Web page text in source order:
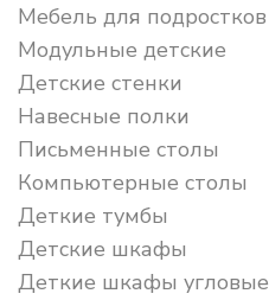
Мебель для подростков
Модульные детские
Детские стенки
Навесные полки
Письменные столы
Компьютерные столы
Деткие тумбы
Детские шкафы
Деткие шкафы угловые